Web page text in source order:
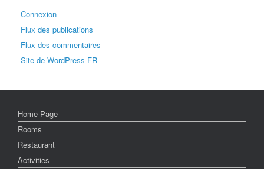
Connexion
Flux des publications
Flux des commentaires
Site de WordPress-FR
Home Page
Rooms
Restaurant
Activities